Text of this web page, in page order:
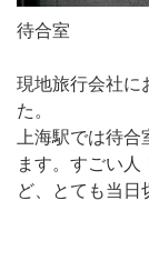
待合室
現地旅行会社に
た。
上海駅では待
ます。すごい
ど、とても当日